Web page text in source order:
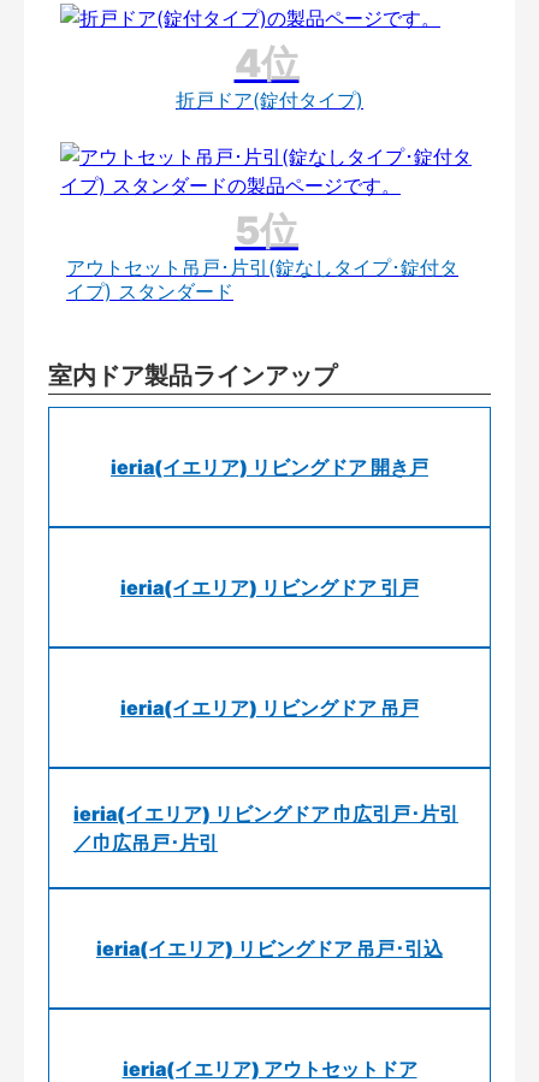
折戸ドア(錠付タイプ)
アウトセット吊戸･片引(錠なしタイプ･錠付タ
イプ) スタンダード
室内ドア製品ラインアップ
ieria(イエリア) リビングドア 開き戸
ieria(イエリア) リビングドア 引戸
ieria(イエリア) リビングドア 吊戸
ieria(イエリア) リビングドア 巾広引戸･片引
／巾広吊戸･片引
ieria(イエリア) リビングドア 吊戸･引込
ieria(イエリア) アウトセットドア